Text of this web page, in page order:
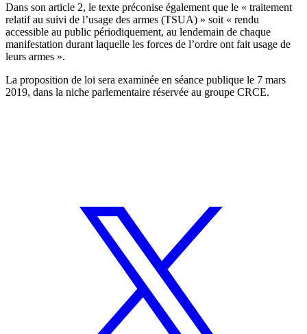
Dans son article 2, le texte préconise également que le « traitement
relatif au suivi de l’usage des armes (TSUA) » soit « rendu
accessible au public périodiquement, au lendemain de chaque
manifestation durant laquelle les forces de l’ordre ont fait usage de
leurs armes ».
La proposition de loi sera examinée en séance publique le 7 mars
2019, dans la niche parlementaire réservée au groupe CRCE.